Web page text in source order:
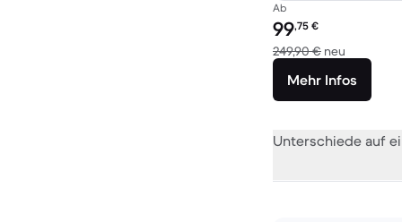
Ab
Preis des erneuerten
99,75 €
249,90 € neu
Mehr Infos
Unterschiede auf